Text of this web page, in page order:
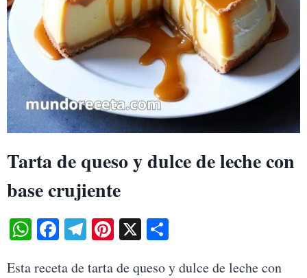
Tarta de queso y dulce de leche con
base crujiente
WhatsApp
Facebook
Telegram
Pinterest
X Share
Esta receta de tarta de queso y dulce de leche con